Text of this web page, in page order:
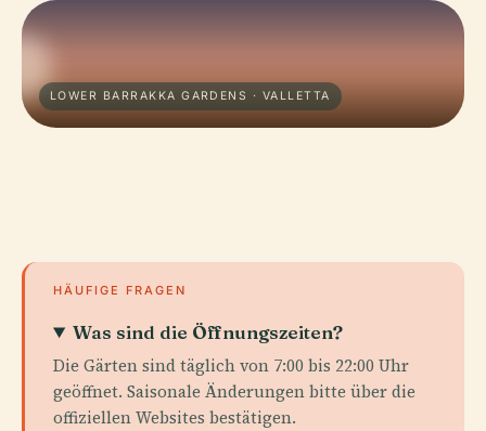
LOWER BARRAKKA GARDENS · VALLETTA
HÄUFIGE FRAGEN
Was sind die Öffnungszeiten?
Die Gärten sind täglich von 7:00 bis 22:00 Uhr
geöffnet. Saisonale Änderungen bitte über die
offiziellen Websites bestätigen.